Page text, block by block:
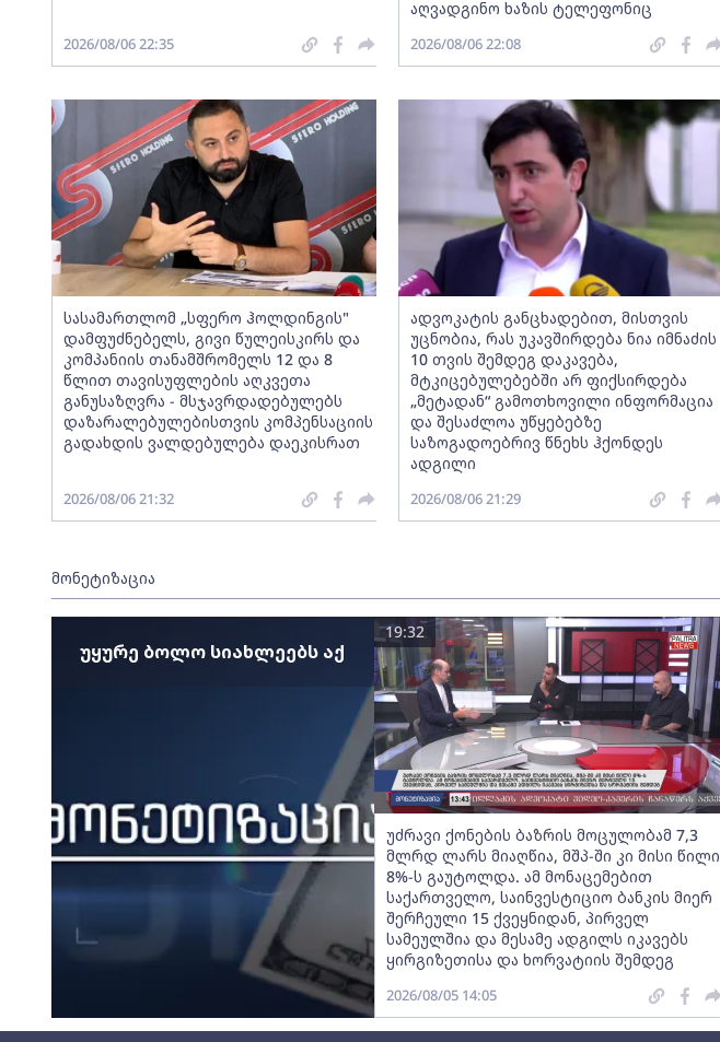
2026/08/06 22:35
აღვადგინო ხაზის ტელეფონიც
2026/08/06 22:08
სასამართლომ „სფერო ჰოლდინგის"
დამფუძნებელს, გივი წულეისკირს და
კომპანიის თანამშრომელს 12 და 8
წლით თავისუფლების აღკვეთა
განუსაზღვრა - მსჯავრდადებულებს
დაზარალებულებისთვის კომპენსაციის
გადახდის ვალდებულება დაეკისრათ
2026/08/06 21:32
ადვოკატის განცხადებით, მისთვის
უცნობია, რას უკავშირდება ნია იმნაძის
10 თვის შემდეგ დაკავება,
მტკიცებულებებში არ ფიქსირდება
„მეტადან“ გამოთხოვილი ინფორმაცია
და შესაძლოა უწყებებზე
საზოგადოებრივ წნეხს ჰქონდეს
ადგილი
2026/08/06 21:29
მონეტიზაცია
უყურე ბოლო სიახლეებს აქ
უძრავი ქონების ბაზრის მოცულობამ 7,3
მლრდ ლარს მიაღწია, მშპ-ში კი მისი წილი
8%-ს გაუტოლდა. ამ მონაცემებით
საქართველო, საინვესტიციო ბანკის მიერ
შერჩეული 15 ქვეყნიდან, პირველ
სამეულშია და მესამე ადგილს იკავებს
ყირგიზეთისა და ხორვატიის შემდეგ
19:32
2026/08/05 14:05